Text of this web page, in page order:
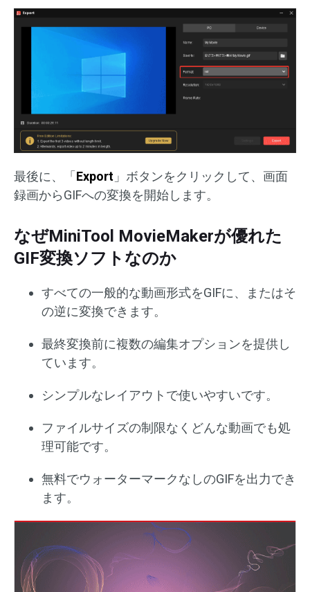
最後に、「 Export 」ボタンをクリックして、画面
録画からGIFへの変換を開始します。
なぜMiniTool MovieMakerが優れた
GIF変換ソフトなのか
すべての一般的な動画形式をGIFに、またはそ
の逆に変換できます。
最終変換前に複数の編集オプションを提供し
ています。
シンプルなレイアウトで使いやすいです。
ファイルサイズの制限なくどんな動画でも処
理可能です。
無料でウォーターマークなしのGIFを出力でき
ます。